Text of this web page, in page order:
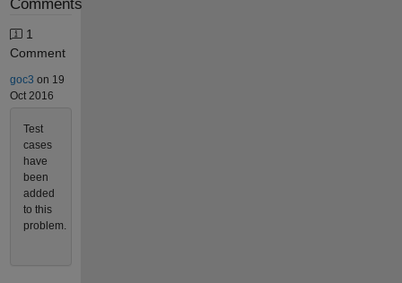
Comments
1
Comment
goc3 on 19
Oct 2016
Test
cases
have
been
added
to this
problem.